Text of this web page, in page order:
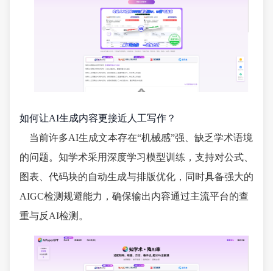
如何让AI生成内容更接近人工写作？
当前许多AI生成文本存在“机械感”强、缺乏学术语境
的问题。知学术采用深度学习模型训练，支持对公式、
图表、代码块的自动生成与排版优化，同时具备强大的
AIGC检测规避能力，确保输出内容通过主流平台的查
重与反AI检测。